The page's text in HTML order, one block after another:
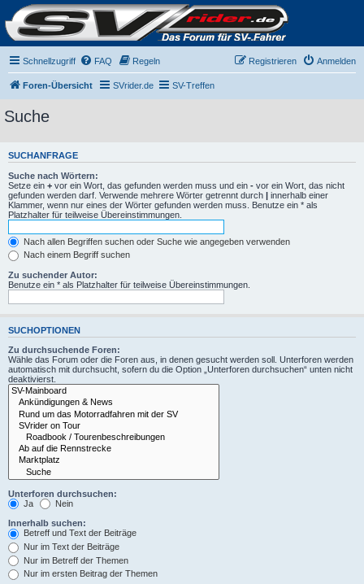
Schnellzugriff FAQ Regeln Anmelden
Registrieren
Foren-Übersicht SVrider.de SV-Treffen
Suche
SUCHANFRAGE
Suche nach Wörtern:
Setze ein + vor ein Wort, das gefunden werden muss und ein - vor ein Wort, das nicht
gefunden werden darf. Verwende mehrere Wörter getrennt durch | innerhalb einer
Klammer, wenn nur eines der Wörter gefunden werden muss. Benutze ein * als
Platzhalter für teilweise Übereinstimmungen.
Nach allen Begriffen suchen oder Suche wie angegeben verwenden
Nach einem Begriff suchen
Zu suchender Autor:
Benutze ein * als Platzhalter für teilweise Übereinstimmungen.
SUCHOPTIONEN
Zu durchsuchende Foren:
Wähle das Forum oder die Foren aus, in denen gesucht werden soll. Unterforen werden
automatisch mit durchsucht, sofern du die Option „Unterforen durchsuchen“ unten nicht
deaktivierst.
Unterforen durchsuchen:
Ja
Nein
Innerhalb suchen:
Betreff und Text der Beiträge
Nur im Text der Beiträge
Nur im Betreff der Themen
Nur im ersten Beitrag der Themen